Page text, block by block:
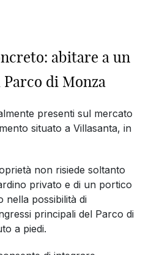
abitare a un
di Monza
presenti sul mercato
situato a Villasanta, in
non risiede soltanto
privato e di un portico
nella possibilità di
principali del Parco di
a piedi.